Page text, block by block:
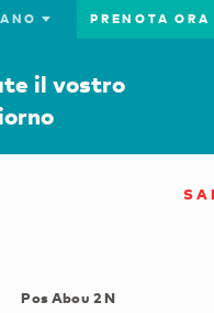
PRENOTA ORA
il vostro
Pos Abou 2 N